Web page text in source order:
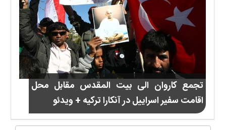
تجمع کاروان الی بیت المقدس مقابل محل
اقامت سفیر اسراییل در آنکارا ترکیه + ویدئو